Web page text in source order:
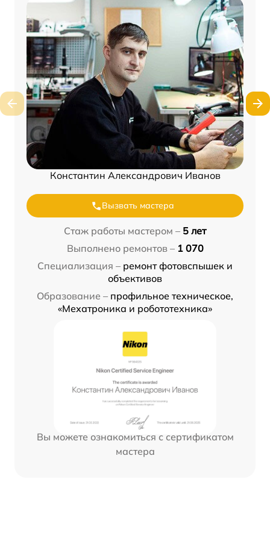
Константин Александрович Иванов
Вызвать мастера
Стаж работы мастером – 5 лет
Выполнено ремонтов – 1 070
Специализация – ремонт фотовспышек и
объективов
Образование – профильное техническое,
«Мехатроника и робототехника»
Вы можете ознакомиться с сертификатом
мастера